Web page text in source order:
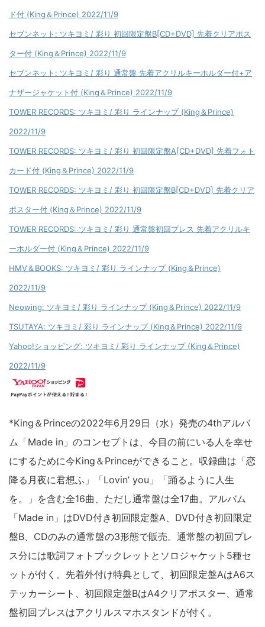
ド付 (King＆Prince) 2022/11/9
セブンネット: ツキヨミ/ 彩り 初回限定盤B[CD+DVD] 先着クリアポス
ター付 (King＆Prince) 2022/11/9
セブンネット: ツキヨミ/ 彩り 通常盤 先着アクリルキーホルダー付+ア
ナザージャケット付 (King＆Prince) 2022/11/9
TOWER RECORDS: ツキヨミ/ 彩り ラインナップ (King＆Prince)
2022/11/9
TOWER RECORDS: ツキヨミ/ 彩り 初回限定盤A[CD+DVD] 先着フォト
カード付 (King＆Prince) 2022/11/9
TOWER RECORDS: ツキヨミ/ 彩り 初回限定盤B[CD+DVD] 先着クリア
ポスター付 (King＆Prince) 2022/11/9
TOWER RECORDS: ツキヨミ/ 彩り 通常盤初回プレス 先着アクリルキ
ーホルダー付 (King＆Prince) 2022/11/9
HMV＆BOOKS: ツキヨミ/ 彩り ラインナップ (King＆Prince)
2022/11/9
Neowing: ツキヨミ/ 彩り ラインナップ (King＆Prince) 2022/11/9
TSUTAYA: ツキヨミ/ 彩り ラインナップ (King＆Prince) 2022/11/9
Yahoo!ショッピング: ツキヨミ/ 彩り ラインナップ (King＆Prince)
2022/11/9
*King＆Princeの2022年6月29日（水）発売の4thアルバ
ム「Made in」のコンセプトは、今目の前にいる人を幸せ
にするために今King＆Princeができること。収録曲は「恋
降る月夜に君想ふ」「Lovin’ you」「踊るように人生
を。」を含む全16曲、ただし通常盤は全17曲。アルバム
「Made in」はDVD付き初回限定盤A、DVD付き初回限定
盤B、CDのみの通常盤の3形態で販売。通常盤の初回プレ
ス分には歌詞フォトブックレットとソロジャケット5種セ
ットが付く。先着外付け特典として、初回限定盤AはA6ス
テッカーシート、初回限定盤BはA4クリアポスター、通常
盤初回プレスはアクリルスマホスタンドが付く。